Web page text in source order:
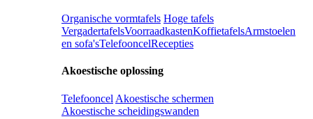
Organische vormtafels Hoge tafels
VergadertafelsVoorraadkastenKoffietafelsArmstoelen
en sofa'sTelefooncelRecepties
Akoestische oplossing
Telefooncel Akoestische schermen
Akoestische scheidingswanden